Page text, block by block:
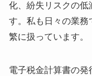
化、紛失リスクの低
す。私も日々の業
繁に扱っています。
電子税金計算書の